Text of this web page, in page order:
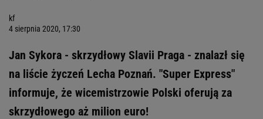
kf
4 sierpnia 2020, 17:30
Jan Sykora - skrzydłowy Slavii Praga - znalazł się
na liście życzeń Lecha Poznań. "Super Express"
informuje, że wicemistrzowie Polski oferują za
skrzydłowego aż milion euro!